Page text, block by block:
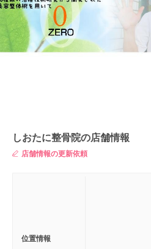
しおたに整骨院の店舗情報
店舗情報の更新依頼
位置情報